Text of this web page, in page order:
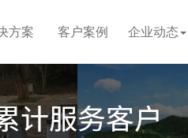
方案 客户案例 企业动态